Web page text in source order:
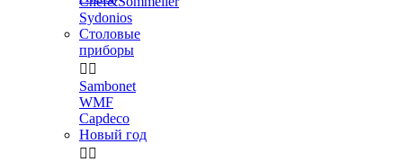
Sydonios
Столовые
приборы
 
Sambonet
WMF
Capdeco
Новый год
 